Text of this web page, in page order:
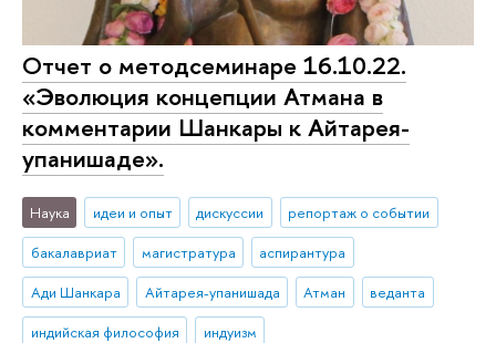
Отчет о методсеминаре 16.10.22.
«Эволюция концепции Атмана в
комментарии Шанкары к Айтарея-
упанишаде».
Наука идеи и опыт дискуссии
репортаж о событии
бакалавриат
магистратура
аспирантура
Ади Шанкара
Айтарея-упанишада Атман
веданта
индийская философия
индуизм